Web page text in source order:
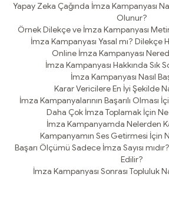
Yapay Zeka Çağında İmza Kampanyası
Olunur?
Örnek Dilekçe ve İmza Kampanyası
İmza Kampanyası Yasal mı? Dilekçe
Online İmza Kampanyası
İmza Kampanyası Hakkında Sık
İmza Kampanyası Nasıl
Karar Vericilere En İyi Şekilde
İmza Kampanyalarının Başarılı Olması
Daha Çok İmza Toplamak İçin Ne
İmza Kampanyamda Nelerden
Kampanyamın Ses Getirmesi İçin
Başarı Ölçümü Sadece İmza Sayısı
Edilir?
İmza Kampanyası Sonrası Topluluk